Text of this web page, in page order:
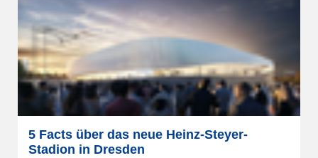
5 Facts über das neue Heinz-Steyer-
Stadion in Dresden